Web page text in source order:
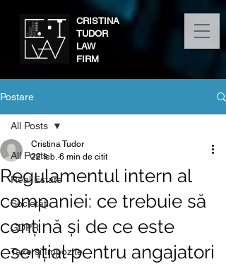
CRISTINA
TUDOR
LAW
FIRM
Postare
All Posts
Real Estate
Societăți
GDPR
Taxe și Impozite
All Posts
Regulamentul intern al
companiei: ce trebuie să
conțină și de ce este
esențial pentru angajatori
Cristina Tudor
22 feb. 6 min de citit